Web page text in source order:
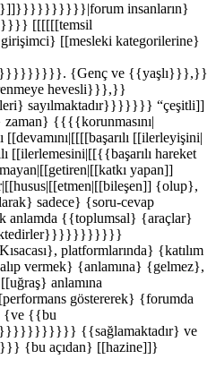
insanların}
[[[[[[temsil
[[mesleki kategorilerine}
{Genç ve {{yaşlı}}},}}
hevesli}}},}}
sayılmaktadır}}}}}}} “çeşitli]]
{{{{korunmasını|
[[ilerleyişini|
[[ilerlemesini|[[{{başarılı hareket
yapan]]
{olup},
sadece} {soru-cevap
anlamda {{toplumsal} {araçlar}
platformlarında} {katılım
vermek} {anlamına} {gelmez},
anlamına
göstererek} {forumda
{ve {{bu
{{sağlamaktadır} ve
{bu açıdan} [[hazine]]}